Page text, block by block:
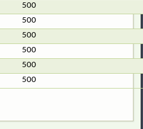
500
500
500
500
500
500